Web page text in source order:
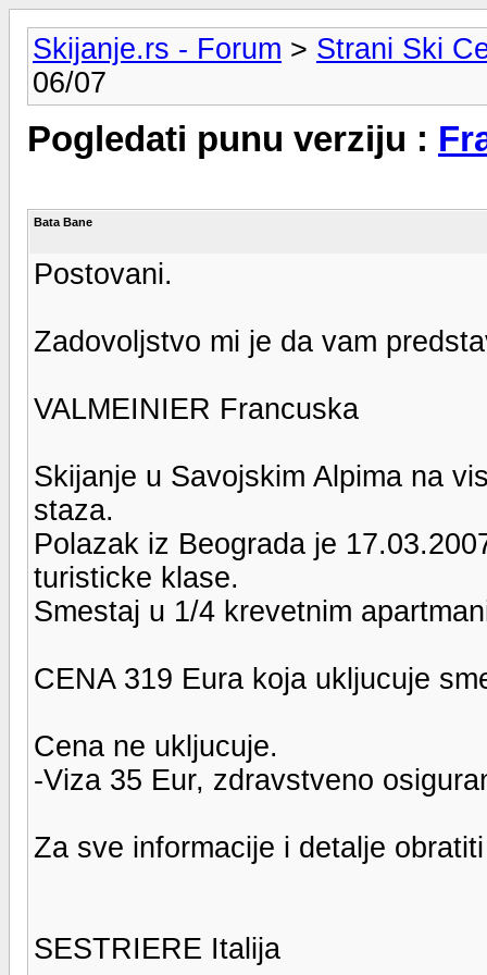
Skijanje.rs - Forum > Strani Ski
06/07
Pogledati punu verziju :
Bata Bane
Postovani.
Zadovoljstvo mi je da vam
VALMEINIER Francuska
Skijanje u Savojskim Alpima na
staza.
Polazak iz Beograda je
turisticke klase.
Smestaj u 1/4 krevetnim
CENA 319 Eura koja ukljucuje
Cena ne ukljucuje.
-Viza 35 Eur, zdravstveno
Za sve informacije i detalje
SESTRIERE Italija